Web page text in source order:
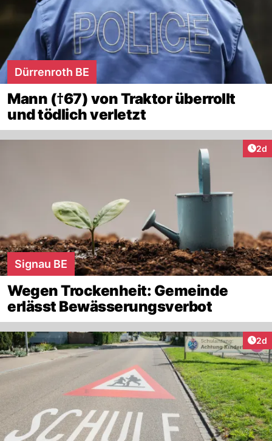
Dürrenroth BE
Mann (†67) von Traktor überrollt
und tödlich verletzt
2d
Signau BE
Wegen Trockenheit: Gemeinde
erlässt Bewässerungsverbot
2d